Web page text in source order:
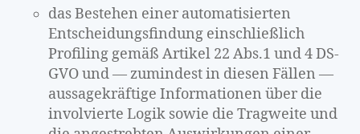
das Bestehen einer automatisierten
Entscheidungsfindung einschließlich
Profiling gemäß Artikel 22 Abs.1 und 4 DS-
GVO und — zumindest in diesen Fällen —
aussagekräftige Informationen über die
involvierte Logik sowie die Tragweite und